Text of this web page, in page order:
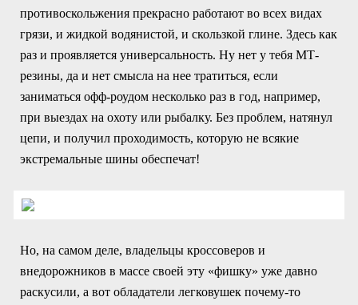
противоскольжения прекрасно работают во всех видах
грязи, и жидкой водянистой, и скользкой глине. Здесь как
раз и проявляется универсальность. Ну нет у тебя МТ-
резины, да и нет смысла на нее тратиться, если
заниматься офф-роудом несколько раз в год, например,
при выездах на охоту или рыбалку. Без проблем, натянул
цепи, и получил проходимость, которую не всякие
экстремальные шины обеспечат!
Но, на самом деле, владельцы кроссоверов и
внедорожников в массе своей эту «фишку» уже давно
раскусили, а вот обладатели легковушек почему-то